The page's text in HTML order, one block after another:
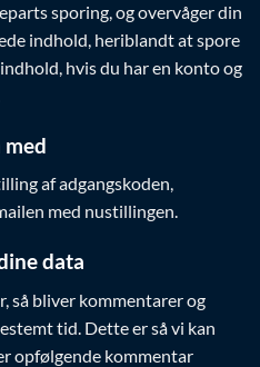
sporing, og overvåger din
indhold, heriblandt at spore
hvis du har en konto og
af adgangskoden,
med nustillingen.
data
så bliver kommentarer og
tid. Dette er så vi kan
opfølgende kommentar